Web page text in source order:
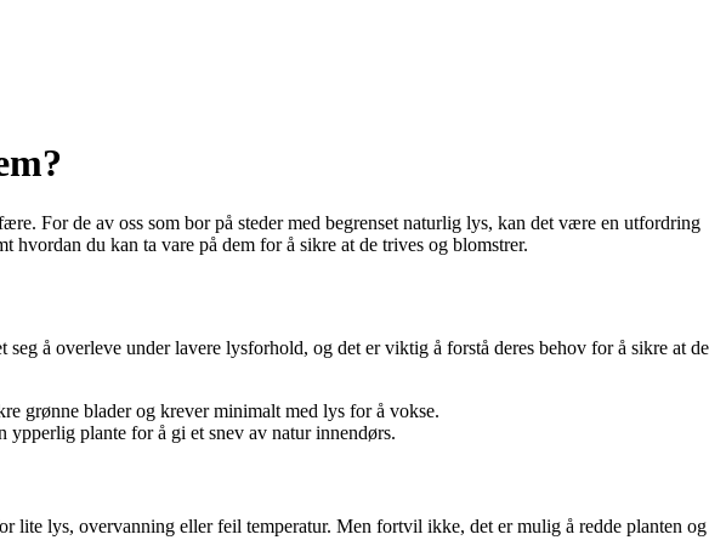
For de av oss som bor på steder med begrenset naturlig lys, kan det være en utfordring
du kan ta vare på dem for å sikre at de trives og blomstrer.
å overleve under lavere lysforhold, og det er viktig å forstå deres behov for å sikre at de
grønne blader og krever minimalt med lys for å vokse.
ypperlig plante for å gi et snev av natur innendørs.
lite lys, overvanning eller feil temperatur. Men fortvil ikke, det er mulig å redde planten og